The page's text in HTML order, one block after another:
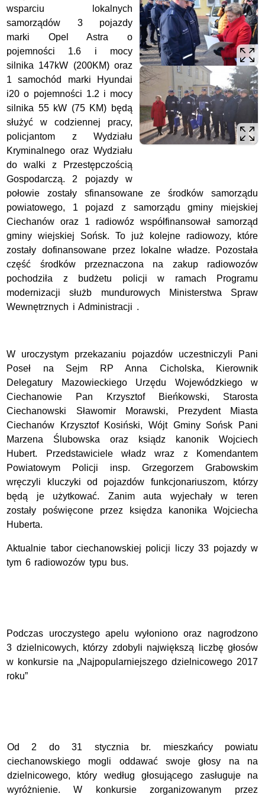
wsparciu lokalnych
samorządów 3 pojazdy
marki Opel Astra o
pojemności 1.6 i mocy
silnika 147kW (200KM) oraz
1 samochód marki Hyundai
i20 o pojemności 1.2 i mocy
silnika 55 kW (75 KM) będą
służyć w codziennej pracy,
policjantom z Wydziału
Kryminalnego oraz Wydziału
do walki z Przestępczością
Gospodarczą. 2 pojazdy w
połowie zostały sfinansowane ze środków samorządu
powiatowego, 1 pojazd z samorządu gminy miejskiej
Ciechanów oraz 1 radiowóz współfinansował samorząd
gminy wiejskiej Sońsk. To już kolejne radiowozy, które
zostały dofinansowane przez lokalne władze. Pozostała
część środków przeznaczona na zakup radiowozów
pochodziła z budżetu policji w ramach Programu
modernizacji służb mundurowych Ministerstwa Spraw
Wewnętrznych i Administracji .
W uroczystym przekazaniu pojazdów uczestniczyli Pani
Poseł na Sejm RP Anna Cicholska, Kierownik
Delegatury Mazowieckiego Urzędu Wojewódzkiego w
Ciechanowie Pan Krzysztof Bieńkowski, Starosta
Ciechanowski Sławomir Morawski, Prezydent Miasta
Ciechanów Krzysztof Kosiński, Wójt Gminy Sońsk Pani
Marzena Ślubowska oraz ksiądz kanonik Wojciech
Hubert. Przedstawiciele władz wraz z Komendantem
Powiatowym Policji insp. Grzegorzem Grabowskim
wręczyli kluczyki od pojazdów funkcjonariuszom, którzy
będą je użytkować. Zanim auta wyjechały w teren
zostały poświęcone przez księdza kanonika Wojciecha
Huberta.
Aktualnie tabor ciechanowskiej policji liczy 33 pojazdy w
tym 6 radiowozów typu bus.
Podczas uroczystego apelu wyłoniono oraz nagrodzono
3 dzielnicowych, którzy zdobyli największą liczbę głosów
w konkursie na „Najpopularniejszego dzielnicowego 2017
roku”
Od 2 do 31 stycznia br. mieszkańcy powiatu
ciechanowskiego mogli oddawać swoje głosy na na
dzielnicowego, który według głosującego zasługuje na
wyróżnienie. W konkursie zorganizowanym przez